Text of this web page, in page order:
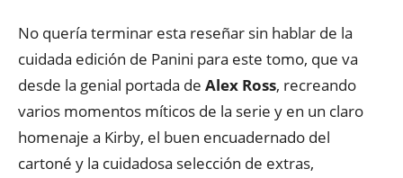
No quería terminar esta reseñar sin hablar de la
cuidada edición de Panini para este tomo, que va
desde la genial portada de Alex Ross, recreando
varios momentos míticos de la serie y en un claro
homenaje a Kirby, el buen encuadernado del
cartoné y la cuidadosa selección de extras,